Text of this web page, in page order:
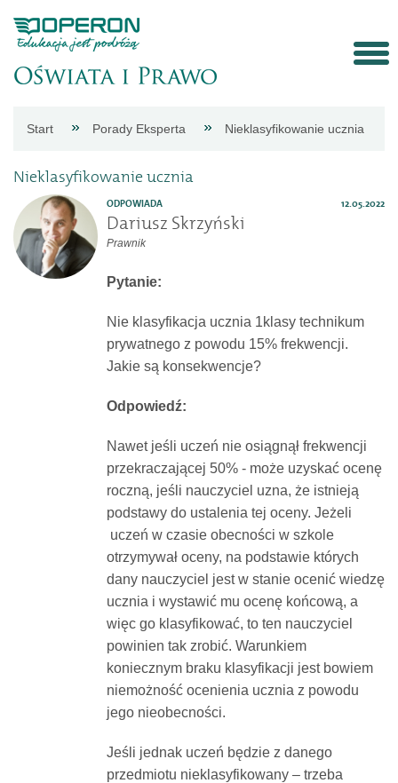
Aktualności
Porady
Start Porady Eksperta Nieklasyfikowanie ucznia
Nieklasyfikowanie ucznia
ODPOWIADA 12.05.2022
Dariusz Skrzyński
Prawnik
Pytanie:
Nie klasyfikacja ucznia 1klasy technikum
prywatnego z powodu 15% frekwencji.
Jakie są konsekwencje?
Odpowiedź:
Nawet jeśli uczeń nie osiągnął frekwencji
przekraczającej 50% - może uzyskać ocenę
roczną, jeśli nauczyciel uzna, że istnieją
podstawy do ustalenia tej oceny. Jeżeli
uczeń w czasie obecności w szkole
otrzymywał oceny, na podstawie których
dany nauczyciel jest w stanie ocenić wiedzę
ucznia i wystawić mu ocenę końcową, a
więc go klasyfikować, to ten nauczyciel
powinien tak zrobić. Warunkiem
koniecznym braku klasyfikacji jest bowiem
niemożność ocenienia ucznia z powodu
jego nieobecności.
Jeśli jednak uczeń będzie z danego
przedmiotu nieklasyfikowany – trzeba